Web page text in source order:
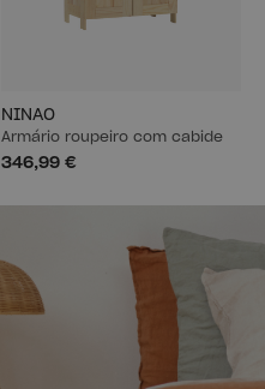
NINAO
Armário roupeiro com cabide
346,99 €